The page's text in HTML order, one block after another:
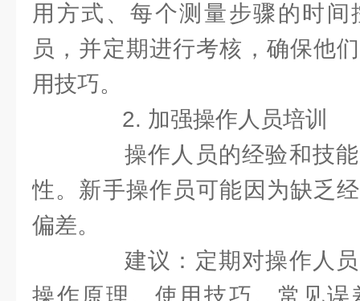
用方式、每个测量步骤的时
员，并定期进行考核，确保他
用技巧。
2. 加强操作人员培训
操作人员的经验和技能
性。新手操作员可能因为缺乏
偏差。
建议：定期对操作人员
操作原理、使用技巧、常见误